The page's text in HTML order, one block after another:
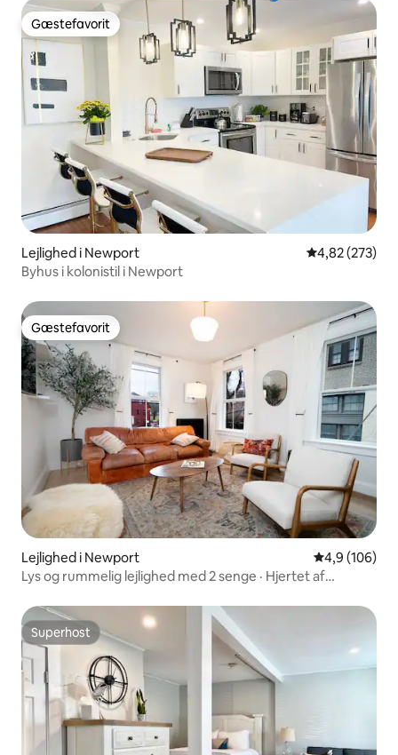
Gæstefavorit
Gæstefavorit
Lejlighed i Newport 4,82 ud af 5 i
4,82 (273)
Byhus i kolonistil i Newport
Gæstefavorit
Gæstefavorit
Lejlighed i Newport 4,9 ud af 5 i
4,9 (106)
Lys og rummelig lejlighed med 2 senge · Hjertet af
Superhost
Superhost